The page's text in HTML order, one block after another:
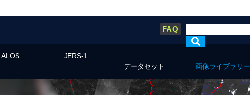
FAQ
ALOS
JERS-1
データセット
画像ライブラリー